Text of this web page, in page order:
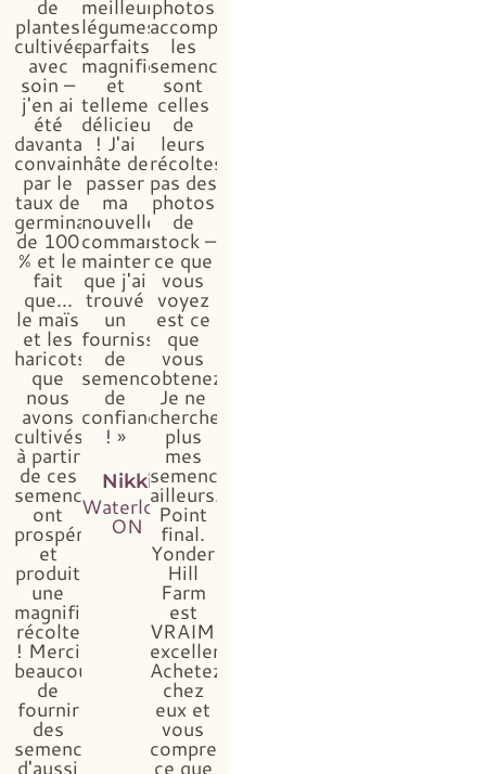
de
plantes
cultivées
avec
soin –
j'en ai
été
davantage
convaincue
par le
taux de
germination
de 100
% et le
fait
que...
le maïs
et les
haricots
que
nous
avons
cultivés
à partir
de ces
semences
ont
prospéré
et
produit
une
magnifique
récolte
! Merci
beaucoup
de
fournir
des
semences
d'aussi
meilleurs
légumes,
parfaits,
magnifiques
et
tellement
délicieux
! J'ai
hâte de
passer
ma
nouvelle
commande,
maintenant
que j'ai
trouvé
un
fournisseur
de
semences
de
confiance
! »
Nikki
Waterloo,
ON
photos
accompagnant
les
semences
sont
celles
de
leurs
récoltes,
pas des
photos
de
stock –
ce que
vous
voyez
est ce
que
vous
obtenez...
Je ne
chercherai
plus
mes
semences
ailleurs.
Point
final.
Yonder
Hill
Farm
est
VRAIMENT
excellent.
Achetez
chez
eux et
vous
comprendrez
ce que